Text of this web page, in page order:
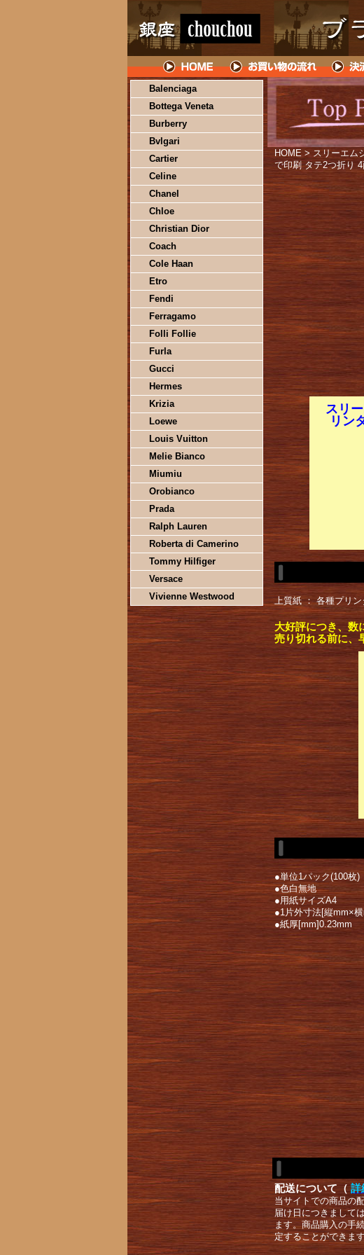
Balenciaga
Bottega Veneta
Burberry
Bvlgari
Cartier
Celine
Chanel
Chloe
Christian Dior
Coach
Cole Haan
Etro
Fendi
Ferragamo
Folli Follie
Furla
Gucci
Hermes
Krizia
Loewe
Louis Vuitton
Melie Bianco
Miumiu
Orobianco
Prada
Ralph Lauren
Roberta di Camerino
Tommy Hilfiger
Versace
Vivienne Westwood
HOME > スリーエム
で印刷 タテ2つ折り
スリ
リン
上質紙 ： 各種プリ
大好評につき、数
売り切れる前に、
●単位1パック(100枚)
●色白無地
●用紙サイズA4
●1片外寸法[縦mm×
●紙厚[mm]0.23mm
配送について（ 詳
当サイトでの商品の
届け日につきまして
ます。商品購入の手
定することができま